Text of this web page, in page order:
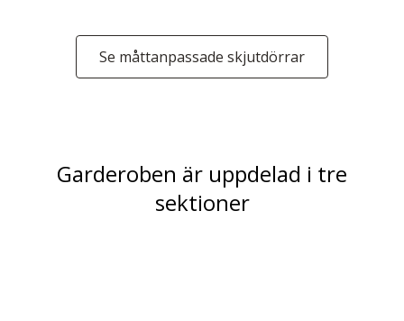
Se måttanpassade skjutdörrar
Garderoben är uppdelad i tre
sektioner